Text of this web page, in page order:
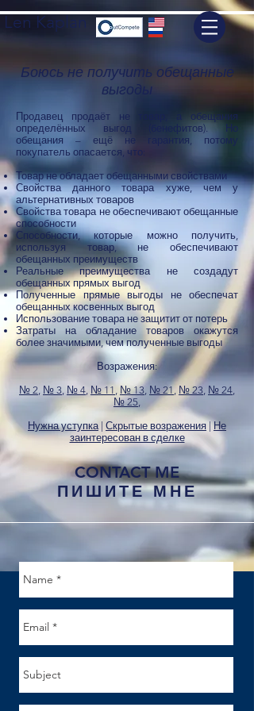
Len Kaplan
Боюсь не получить обещанные
выгоды
Продавец продаёт не товар, а обещания
определённых выгод (бенефитов). Но
обещания – ещё не гарантия, потому
покупатель опасается, что:
Товар не обладает обещанными свойствами
Свойства данного товара хуже, чем у
альтернативных товаров
Свойства товара не обеспечивают обещанные
способности
Способности, которые можно получить,
используя товар, не обеспечивают
обещанных преимуществ
Реальные преимущества не создадут
обещанных прямых выгод
Полученные прямые выгоды не обеспечат
обещанных косвенных выгод
Использование товара не защитит от потерь
Затраты на обладание товаров окажутся
более значимыми, чем полученные выгоды
Возражения:
№ 2, № 3, № 4, № 11 , № 13, № 21, № 23, № 24,
№ 25,
Нужна уступка| Скрытые возражения |Не
заинтересован в сделке
CONTACT ME
ПИШИТЕ МНЕ